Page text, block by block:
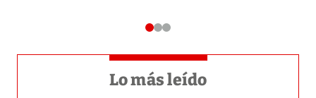
Lo más leído